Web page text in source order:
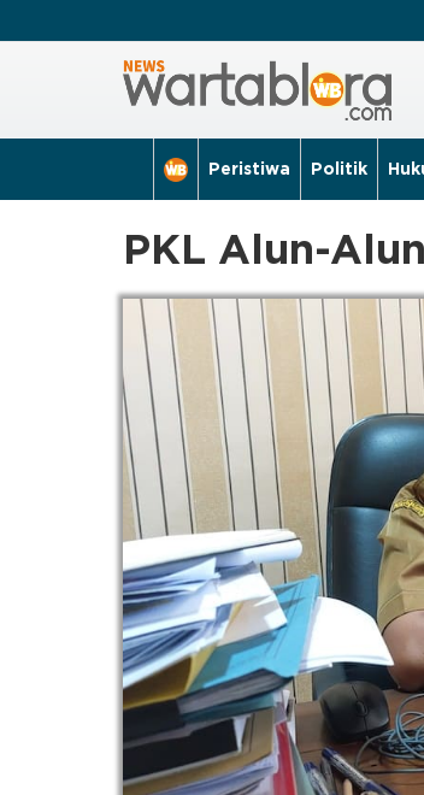
Peristiwa Politik
PKL Alun-